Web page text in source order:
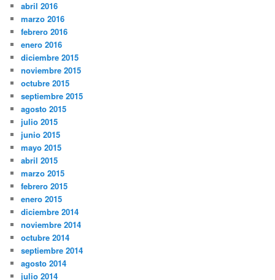
abril 2016
marzo 2016
febrero 2016
enero 2016
diciembre 2015
noviembre 2015
octubre 2015
septiembre 2015
agosto 2015
julio 2015
junio 2015
mayo 2015
abril 2015
marzo 2015
febrero 2015
enero 2015
diciembre 2014
noviembre 2014
octubre 2014
septiembre 2014
agosto 2014
julio 2014